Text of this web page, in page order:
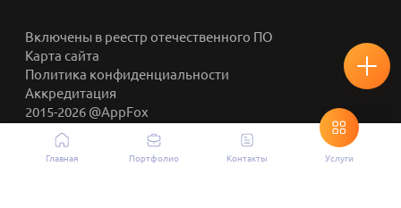
2015-2026 @AppFox
Аккредитация
Политика конфиденциальности
Карта сайта
Включены в реестр отечественного ПО
Главная Портфолио Контакты Услуги